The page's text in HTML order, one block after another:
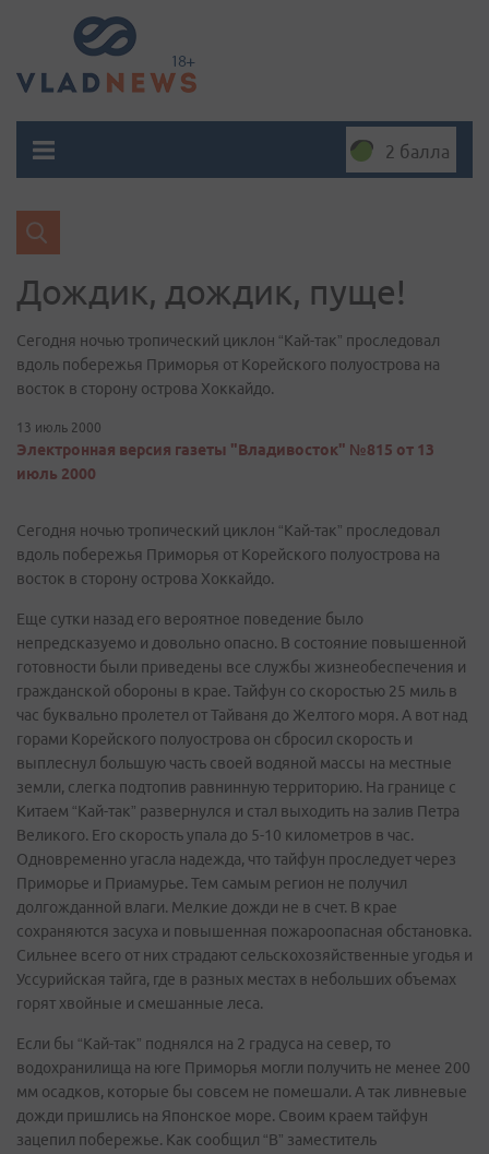
2 балла
Дождик, дождик, пуще!
Сегодня ночью тропический циклон “Кай-так” проследовал
вдоль побережья Приморья от Корейского полуострова на
восток в сторону острова Хоккайдо.
13 июль 2000
Электронная версия газеты "Владивосток" №815 от 13
июль 2000
Сегодня ночью тропический циклон “Кай-так” проследовал
вдоль побережья Приморья от Корейского полуострова на
восток в сторону острова Хоккайдо.
Еще сутки назад его вероятное поведение было
непредсказуемо и довольно опасно. В состояние повышенной
готовности были приведены все службы жизнеобеспечения и
гражданской обороны в крае. Тайфун со скоростью 25 миль в
час буквально пролетел от Тайваня до Желтого моря. А вот над
горами Корейского полуострова он сбросил скорость и
выплеснул большую часть своей водяной массы на местные
земли, слегка подтопив равнинную территорию. На границе с
Китаем “Кай-так” развернулся и стал выходить на залив Петра
Великого. Его скорость упала до 5-10 километров в час.
Одновременно угасла надежда, что тайфун проследует через
Приморье и Приамурье. Тем самым регион не получил
долгожданной влаги. Мелкие дожди не в счет. В крае
сохраняются засуха и повышенная пожароопасная обстановка.
Сильнее всего от них страдают сельскохозяйственные угодья и
Уссурийская тайга, где в разных местах в небольших объемах
горят хвойные и смешанные леса.
Если бы “Кай-так” поднялся на 2 градуса на север, то
водохранилища на юге Приморья могли получить не менее 200
мм осадков, которые бы совсем не помешали. А так ливневые
дожди пришлись на Японское море. Своим краем тайфун
зацепил побережье. Как сообщил “В” заместитель